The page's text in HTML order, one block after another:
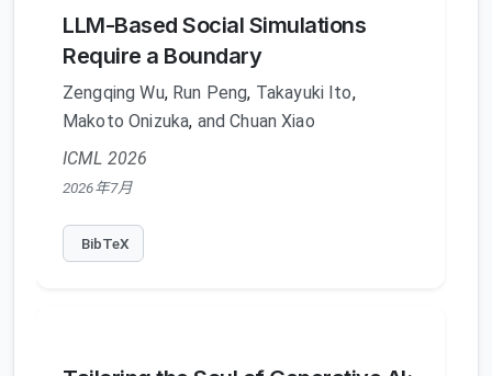
LLM-Based Social Simulations
Require a Boundary
Zengqing Wu, Run Peng, Takayuki Ito,
Makoto Onizuka, and Chuan Xiao
ICML 2026
2026年7月
BibTeX